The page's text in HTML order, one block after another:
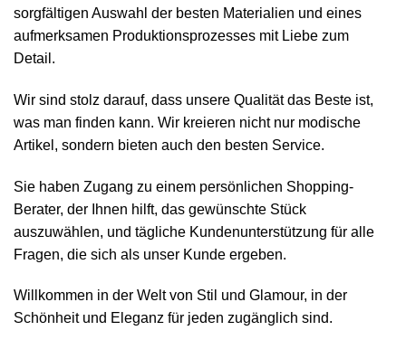
sorgfältigen Auswahl der besten Materialien und eines
aufmerksamen Produktionsprozesses mit Liebe zum
Detail.
Wir sind stolz darauf, dass unsere Qualität das Beste ist,
was man finden kann. Wir kreieren nicht nur modische
Artikel, sondern bieten auch den besten Service.
Sie haben Zugang zu einem persönlichen Shopping-
Berater, der Ihnen hilft, das gewünschte Stück
auszuwählen, und tägliche Kundenunterstützung für alle
Fragen, die sich als unser Kunde ergeben.
Willkommen in der Welt von Stil und Glamour, in der
Schönheit und Eleganz für jeden zugänglich sind.